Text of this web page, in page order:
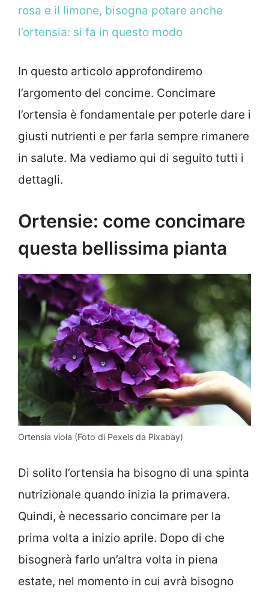
rosa e il limone, bisogna potare anche
l’ortensia: si fa in questo modo
In questo articolo approfondiremo
l’argomento del concime. Concimare
l’ortensia è fondamentale per poterle dare i
giusti nutrienti e per farla sempre rimanere
in salute. Ma vediamo qui di seguito tutti i
dettagli.
Ortensie: come concimare
questa bellissima pianta
Ortensia viola (Foto di Pexels da Pixabay)
Di solito l’ortensia ha bisogno di una spinta
nutrizionale quando inizia la primavera.
Quindi, è necessario concimare per la
prima volta a inizio aprile. Dopo di che
bisognerà farlo un’altra volta in piena
estate, nel momento in cui avrà bisogno